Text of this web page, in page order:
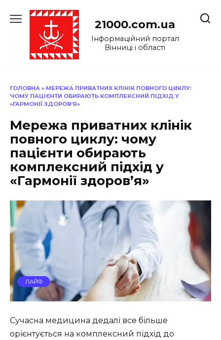
до
21000.com.ua
Інформаційний портал
Вінниці і області
ГОЛОВНА » МЕРЕЖА ПРИВАТНИХ КЛІНІК ПОВНОГО ЦИКЛУ:
ЧОМУ ПАЦІЄНТИ ОБИРАЮТЬ КОМПЛЕКСНИЙ ПІДХІД У
«ГАРМОНІЇ ЗДОРОВ’Я»
Мережа приватних клінік
повного циклу: чому
пацієнти обирають
комплексний підхід у
«Гармонії здоров’я»
ЛАЙФ
Сучасна медицина дедалі все більше
орієнтується на комплексний підхід до